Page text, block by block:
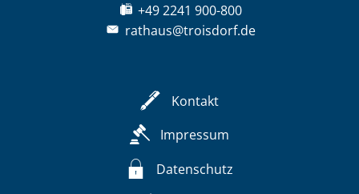
+49 2241 900-800
rathaus@troisdorf.de
Kontakt
Impressum
Datenschutz